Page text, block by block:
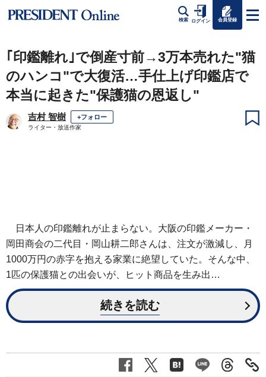
検索 ログイン 会員登録
｢印鑑離れ｣で倒産寸前→3万本売れた"猫
のハンコ"で大復活…手仕上げ印鑑店で
本当に起きた"保護猫の恩返し"
吉村 智樹 +フォロー
ライター・放送作家
日本人の印鑑離れが止まらない。大阪の印鑑メーカー・
岡田商会の二代目・岡山耕二郎さんは、注文が激減し、月
1000万円の赤字を抱える家業に絶望していた。そんな中、
1匹の保護猫との出会いが、ヒット商品を生み出…
続きを読む